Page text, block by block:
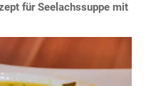
für Seelachssuppe mit